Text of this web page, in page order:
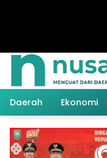
Daerah Ekonomi